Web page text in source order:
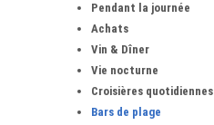
Pendant la journée
Achats
Vin & Dîner
Vie nocturne
Croisières quotidiennes
Bars de plage